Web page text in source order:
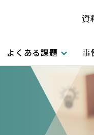
資
よくある課題 事